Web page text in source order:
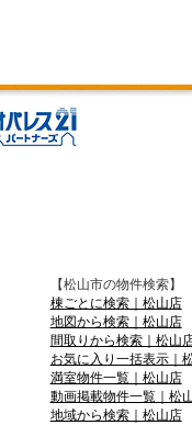
【松山市の物件検索】
棟ごとに検索｜松山店
地図から検索｜松山店
間取りから検索｜松山
お気に入り一括表示｜
満室物件一覧｜松山店
動画掲載物件一覧｜松
地域から検索｜松山店